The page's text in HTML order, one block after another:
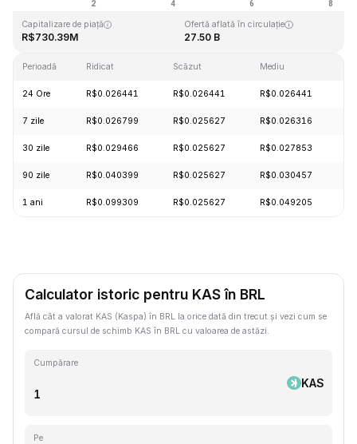
Capitalizare de piață
R$730.39M
Ofertă aflată în circulație
27.50 B
Perioadă Ridicat Scăzut Mediu
24 Ore R$0.026441 R$0.026441 R$0.026441
7 zile R$0.026799 R$0.025627 R$0.026316
30 zile R$0.029466 R$0.025627 R$0.027853
90 zile R$0.040399 R$0.025627 R$0.030457
1 ani R$0.099309 R$0.025627 R$0.049205
Calculator istoric pentru KAS în BRL
Află cât a valorat KAS (Kaspa) în BRL la orice dată din trecut și vezi cum se
compară cursul de schimb KAS în BRL cu valoarea de astăzi.
Cumpărare
KAS
Pe